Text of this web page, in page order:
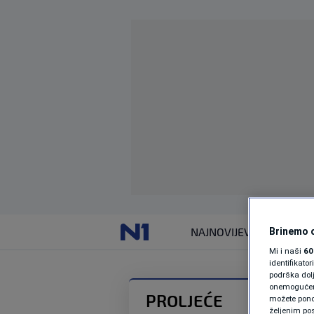
NAJNOVIJEVIJESTI
PROLJEĆE
Brinemo
Mi i naši
podrška
možete
željenim